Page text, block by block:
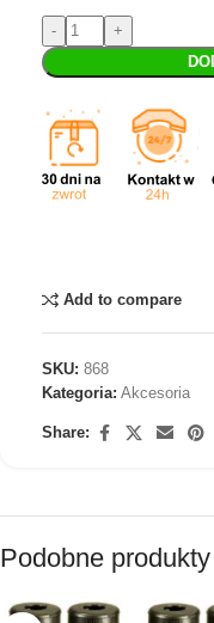
Add to compare
SKU: 868
Kategoria: Akcesoria
Share:
Podobne produkty